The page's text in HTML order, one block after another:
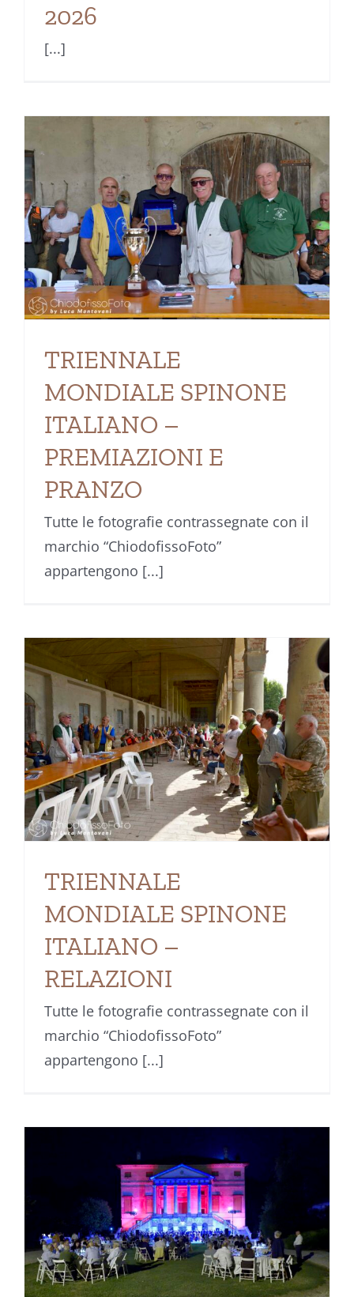
2026
[...]
TRIENNALE
MONDIALE SPINONE
ITALIANO –
PREMIAZIONI E
PRANZO
Tutte le fotografie contrassegnate con il
marchio “ChiodofissoFoto”
appartengono [...]
TRIENNALE
MONDIALE SPINONE
ITALIANO –
RELAZIONI
Tutte le fotografie contrassegnate con il
marchio “ChiodofissoFoto”
appartengono [...]